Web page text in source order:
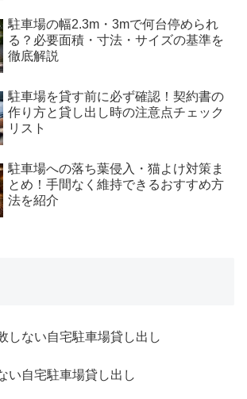
駐車場の幅2.3m・3mで何台停められ
る？必要面積・寸法・サイズの基準を
徹底解説
駐車場を貸す前に必ず確認！契約書の
作り方と貸し出し時の注意点チェック
リスト
駐車場への落ち葉侵入・猫よけ対策ま
とめ！手間なく維持できるおすすめ方
法を紹介
しない自宅駐車場貸し出し
い自宅駐車場貸し出し